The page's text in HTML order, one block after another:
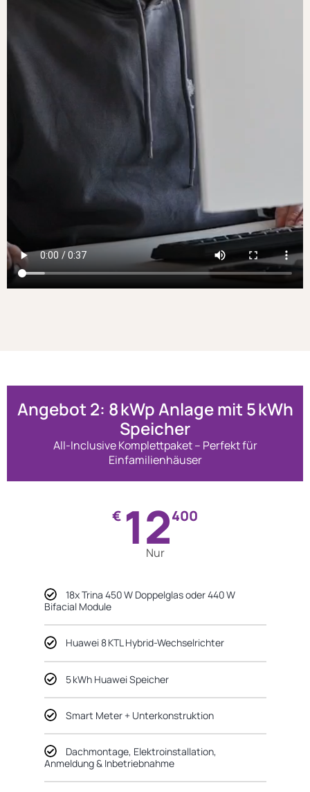
Angebot 2: 8 kWp Anlage mit 5 kWh
Speicher
All-Inclusive Komplettpaket – Perfekt für
Einfamilienhäuser
€ 12400
Nur
18x Trina 450 W Doppelglas oder 440 W
Bifacial Module
Huawei 8 KTL Hybrid-Wechselrichter
5 kWh Huawei Speicher
Smart Meter + Unterkonstruktion
Dachmontage, Elektroinstallation,
Anmeldung & Inbetriebnahme